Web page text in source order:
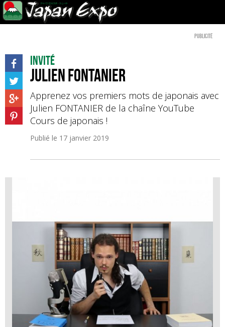
Publicité
Invité
Julien FONTANIER
Apprenez vos premiers mots de japonais avec
Julien FONTANIER de la chaîne YouTube
Cours de japonais !
Publié le 17 janvier 2019